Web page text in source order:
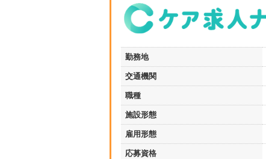
勤務地
交通機関
職種
施設形態
雇用形態
応募資格